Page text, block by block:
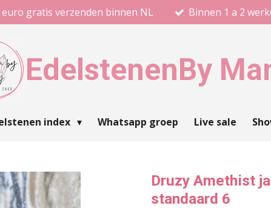
euro gratis verzenden binnen NL Binnen 1 a 2
EdelstenenBy
index Whatsapp groep Live sale
Druzy Amethist
standaard 6